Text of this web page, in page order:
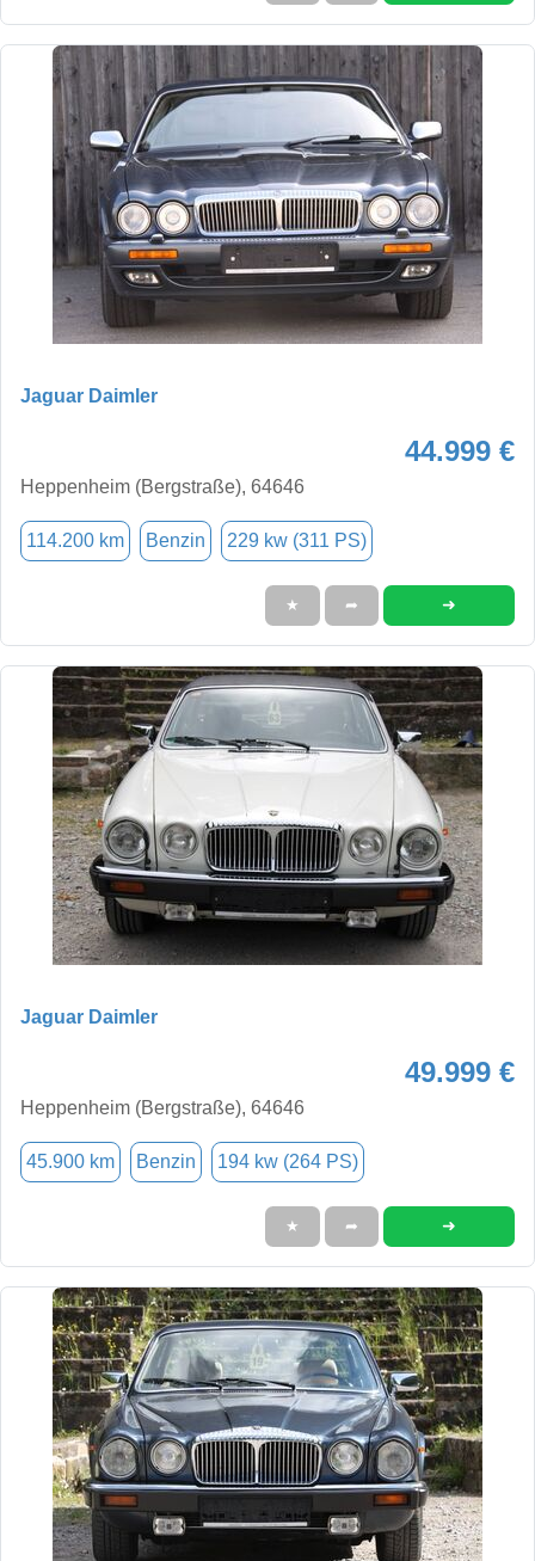
Jaguar Daimler
44.999 €
Heppenheim (Bergstraße), 64646
114.200 km Benzin 229 kw (311 PS)
★ ➦ ➜
Jaguar Daimler
49.999 €
Heppenheim (Bergstraße), 64646
45.900 km Benzin 194 kw (264 PS)
★ ➦ ➜